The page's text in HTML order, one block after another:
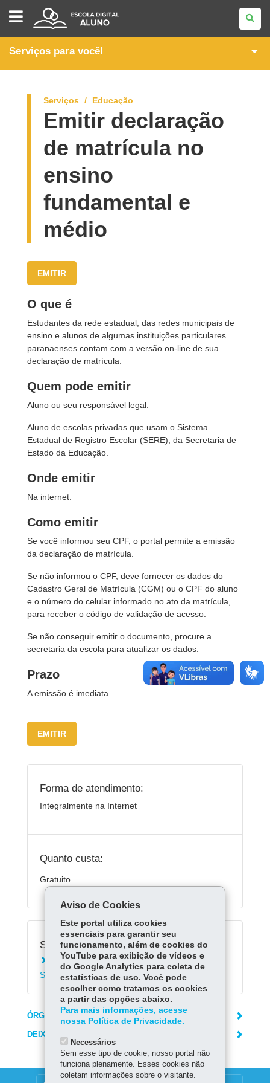
ESCOLA
DIGITAL
-
ALUNO
Serviços para você!
Serviços Educação
Emitir declaração
de matrícula no
ensino
fundamental e
médio
EMITIR
O que é
Estudantes da rede estadual, das redes municipais de
ensino e alunos de algumas instituições particulares
paranaenses contam com a versão on-line de sua
declaração de matrícula.
Quem pode emitir
Aluno ou seu responsável legal.
Aluno de escolas privadas que usam o Sistema
Estadual de Registro Escolar (SERE), da Secretaria de
Estado da Educação.
Onde emitir
Na internet.
Como emitir
Se você informou seu CPF, o portal permite a emissão
da declaração de matrícula.
Se não informou o CPF, deve fornecer os dados do
Cadastro Geral de Matrícula (CGM) ou o CPF do aluno
e o número do celular informado no ato da matrícula,
para receber o código de validação de acesso.
Se não conseguir emitir o documento, procure a
secretaria da escola para atualizar os dados.
Prazo
A emissão é imediata.
EMITIR
Forma de atendimento:
Integralmente na Internet
Quanto custa:
Gratuito
Serviços Relacionados:
Matricular-se em cursos técnicos da
Secretaria da Educação
ÓRGÃO RESPONSÁVEL
DEIXE SUA OPINIÃO
Aviso de Cookies
Este portal utiliza cookies
essenciais para garantir seu
funcionamento, além de cookies do
YouTube para exibição de vídeos e
do Google Analytics para coleta de
estatísticas de uso. Você pode
escolher como tratamos os cookies
a partir das opções abaixo.
Para mais informações, acesse
nossa Política de Privacidade.
Necessários
Sem esse tipo de cookie, nosso portal não
funciona plenamente. Esses cookies não
coletam informações sobre o visitante.